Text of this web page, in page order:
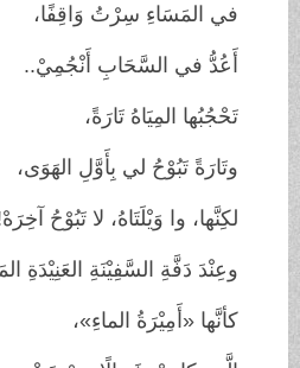
في المَسَاءِ سِرْتُ وَاقِفًا،
أَعُدُّ في السَّحَابِ أَنْجُمِيْ..
تَحْجُبُها المِيَاهُ تَارَةً،
وتَارَةً تَبُوْحُ لي بِأَوَّلِ الهَوَى،
لكِنَّها، وا وَيْلَتَاهُ، لا تَبُوْحُ آخِرَهْ!
وعِنْدَ دَفَّةِ السَّفِيْنَةِ العَنِيْدَةِ
كأنَّها «أَمِيْرَةُ الماءِ»،